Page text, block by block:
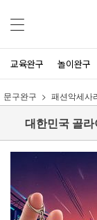
교육완구 놀이완구
문구완구 패션악세사
대한민국 골